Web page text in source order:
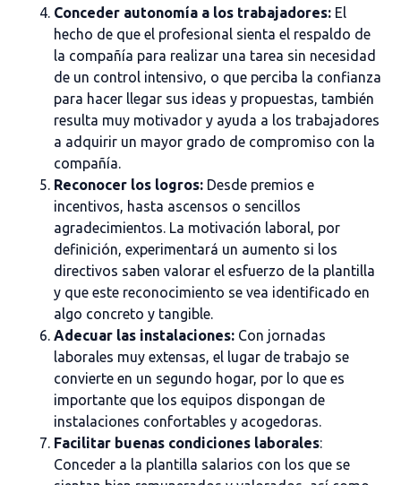
Conceder autonomía a los trabajadores: El
hecho de que el profesional sienta el respaldo de
la compañía para realizar una tarea sin necesidad
de un control intensivo, o que perciba la confianza
para hacer llegar sus ideas y propuestas, también
resulta muy motivador y ayuda a los trabajadores
a adquirir un mayor grado de compromiso con la
compañía.
Reconocer los logros: Desde premios e
incentivos, hasta ascensos o sencillos
agradecimientos. La motivación laboral, por
definición, experimentará un aumento si los
directivos saben valorar el esfuerzo de la plantilla
y que este reconocimiento se vea identificado en
algo concreto y tangible.
Adecuar las instalaciones: Con jornadas
laborales muy extensas, el lugar de trabajo se
convierte en un segundo hogar, por lo que es
importante que los equipos dispongan de
instalaciones confortables y acogedoras.
Facilitar buenas condiciones laborales:
Conceder a la plantilla salarios con los que se